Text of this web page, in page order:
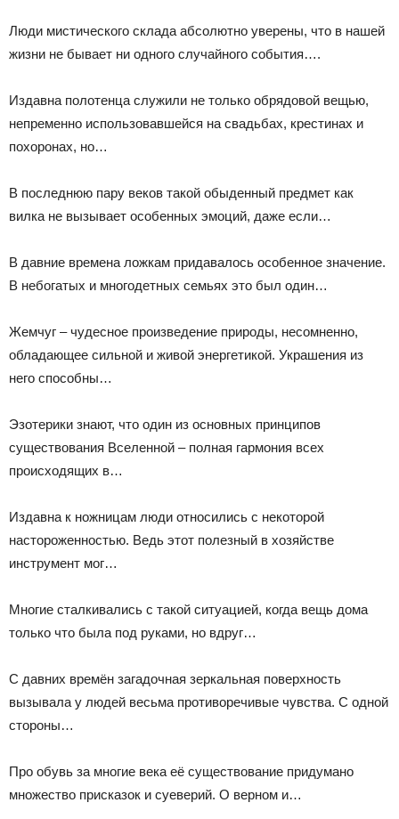
Люди мистического склада абсолютно уверены, что в нашей
жизни не бывает ни одного случайного события….
Издавна полотенца служили не только обрядовой вещью,
непременно использовавшейся на свадьбах, крестинах и
похоронах, но…
В последнюю пару веков такой обыденный предмет как
вилка не вызывает особенных эмоций, даже если…
В давние времена ложкам придавалось особенное значение.
В небогатых и многодетных семьях это был один…
Жемчуг – чудесное произведение природы, несомненно,
обладающее сильной и живой энергетикой. Украшения из
него способны…
Эзотерики знают, что один из основных принципов
существования Вселенной – полная гармония всех
происходящих в…
Издавна к ножницам люди относились с некоторой
настороженностью. Ведь этот полезный в хозяйстве
инструмент мог…
Многие сталкивались с такой ситуацией, когда вещь дома
только что была под руками, но вдруг…
С давних времён загадочная зеркальная поверхность
вызывала у людей весьма противоречивые чувства. С одной
стороны…
Про обувь за многие века её существование придумано
множество присказок и суеверий. О верном и…